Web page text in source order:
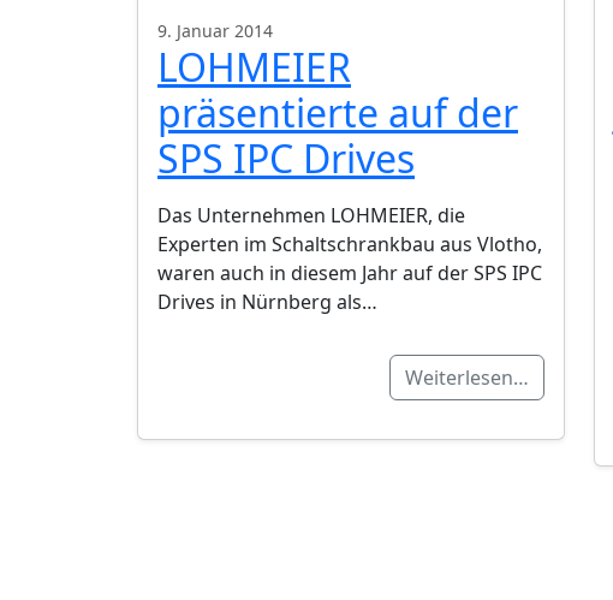
9. Januar 2014
LOHMEIER
präsentierte auf der
SPS IPC Drives
Das Unternehmen LOHMEIER, die
Experten im Schaltschrankbau aus Vlotho,
waren auch in diesem Jahr auf der SPS IPC
Drives in Nürnberg als…
Weiterlesen…